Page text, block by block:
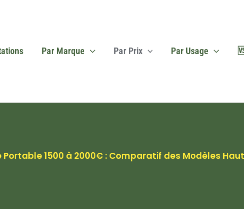
Par Marque Par Prix Par Usage
1500 à 2000€ : Comparatif des Modèles